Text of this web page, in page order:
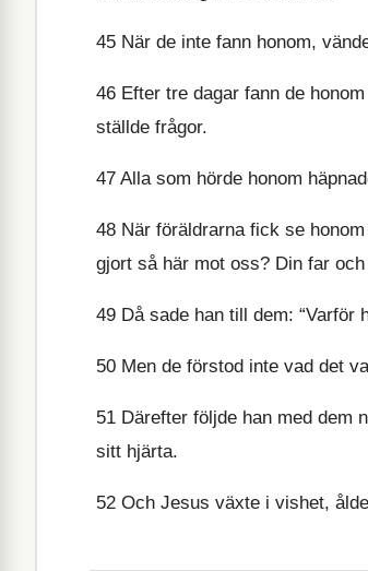
45 När de inte fann honom,
46 Efter tre dagar fann de
ställde frågor.
47 Alla som hörde honom
48 När föräldrarna fick se
gjort så här mot oss? Din far
49 Då sade han till dem:
50 Men de förstod inte vad det
51 Därefter följde han med dem
sitt hjärta.
52 Och Jesus växte i vishet,